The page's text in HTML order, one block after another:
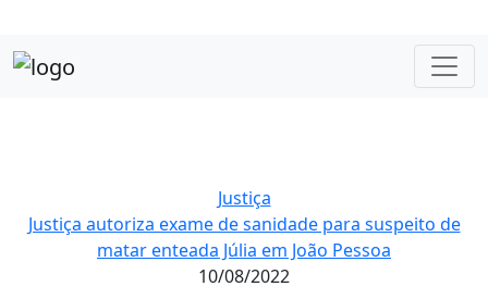
Justiça
Justiça autoriza exame de sanidade para suspeito de
matar enteada Júlia em João Pessoa
10/08/2022